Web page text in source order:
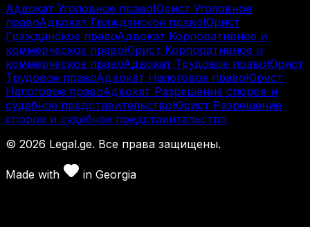
Адвокат Уголовное правоЮрист Уголовное
правоАдвокат Гражданское правоЮрист
Гражданское правоАдвокат Корпоративное и
коммерческое правоЮрист Корпоративное и
коммерческое правоАдвокат Трудовое правоЮрист
Трудовое правоАдвокат Налоговое правоЮрист
Налоговое правоАдвокат Разрешение споров и
судебное представительствоЮрист Разрешение
споров и судебное представительство
© 2026 Legal.ge. Все права защищены.
Made with in Georgia